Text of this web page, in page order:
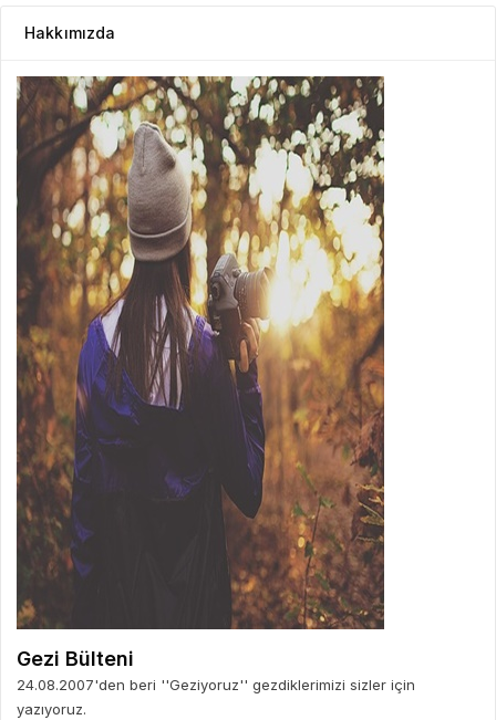
Hakkımızda
Gezi Bülteni
24.08.2007'den beri ''Geziyoruz'' gezdiklerimizi sizler için
yazıyoruz.